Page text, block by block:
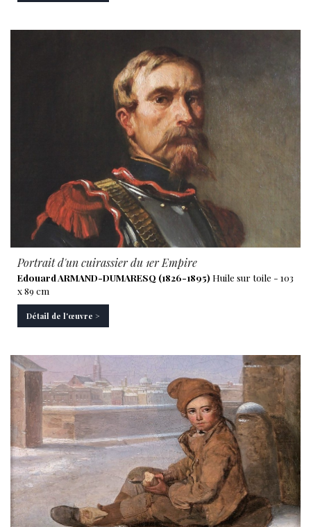
Portrait d'un cuirassier du 1er Empire
Edouard ARMAND-DUMARESQ (1826-1895) Huile sur toile - 103
x 89 cm
Détail de l'œuvre >